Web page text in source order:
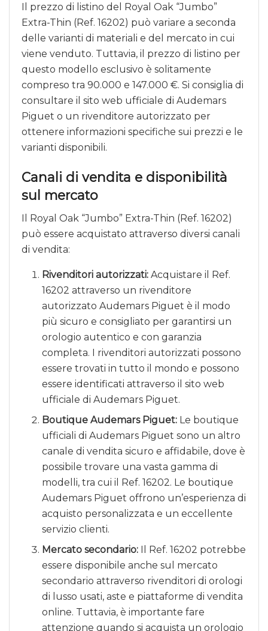
Il prezzo di listino del Royal Oak “Jumbo”
Extra-Thin (Ref. 16202) può variare a seconda
delle varianti di materiali e del mercato in cui
viene venduto. Tuttavia, il prezzo di listino per
questo modello esclusivo è solitamente
compreso tra 90.000 e 147.000 €. Si consiglia di
consultare il sito web ufficiale di Audemars
Piguet o un rivenditore autorizzato per
ottenere informazioni specifiche sui prezzi e le
varianti disponibili.
Canali di vendita e disponibilità
sul mercato
Il Royal Oak “Jumbo” Extra-Thin (Ref. 16202)
può essere acquistato attraverso diversi canali
di vendita:
Rivenditori autorizzati: Acquistare il Ref.
16202 attraverso un rivenditore
autorizzato Audemars Piguet è il modo
più sicuro e consigliato per garantirsi un
orologio autentico e con garanzia
completa. I rivenditori autorizzati possono
essere trovati in tutto il mondo e possono
essere identificati attraverso il sito web
ufficiale di Audemars Piguet.
Boutique Audemars Piguet: Le boutique
ufficiali di Audemars Piguet sono un altro
canale di vendita sicuro e affidabile, dove è
possibile trovare una vasta gamma di
modelli, tra cui il Ref. 16202. Le boutique
Audemars Piguet offrono un’esperienza di
acquisto personalizzata e un eccellente
servizio clienti.
Mercato secondario: Il Ref. 16202 potrebbe
essere disponibile anche sul mercato
secondario attraverso rivenditori di orologi
di lusso usati, aste e piattaforme di vendita
online. Tuttavia, è importante fare
attenzione quando si acquista un orologio